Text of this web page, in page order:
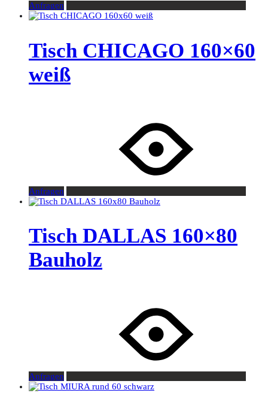
Anfragen
Tisch CHICAGO 160×60
weiß
Anfragen
Tisch DALLAS 160×80
Bauholz
Anfragen